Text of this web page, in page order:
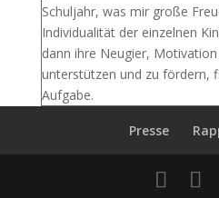
Schuljahr, was mir große
Individualität der einzelnen
dann ihre Neugier,
unterstützen und zu fördern,
Aufgabe.
Presse